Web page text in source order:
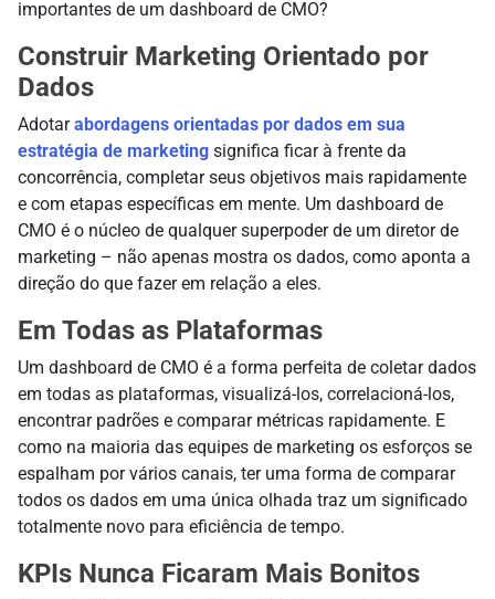
importantes de um dashboard de CMO?
Construir Marketing Orientado por
Dados
Adotarabordagens orientadas por dados em sua
estratégia de marketing significa ficar à frente da
concorrência, completar seus objetivos mais rapidamente
e com etapas específicas em mente. Um dashboard de
CMO é o núcleo de qualquer superpoder de um diretor de
marketing – não apenas mostra os dados, como aponta a
direção do que fazer em relação a eles.
Em Todas as Plataformas
Um dashboard de CMO é a forma perfeita de coletar dados
em todas as plataformas, visualizá-los, correlacioná-los,
encontrar padrões e comparar métricas rapidamente. E
como na maioria das equipes de marketing os esforços se
espalham por vários canais, ter uma forma de comparar
todos os dados em uma única olhada traz um significado
totalmente novo para eficiência de tempo.
KPIs Nunca Ficaram Mais Bonitos